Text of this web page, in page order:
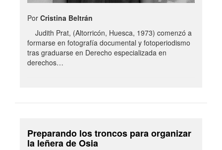
Por Cristina Beltrán
Judith Prat, (Altorricón, Huesca, 1973) comenzó a
formarse en fotografía documental y fotoperiodismo
tras graduarse en Derecho especializada en
derechos…
Preparando los troncos para organizar
la leñera de Osia